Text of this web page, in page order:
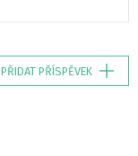
PŘIDAT PŘÍSPĚVEK